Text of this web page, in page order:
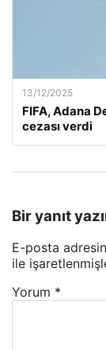
13/12/2025
FIFA, Adana
cezası verdi
Bir yanıt
E-posta
ile
Yorum *